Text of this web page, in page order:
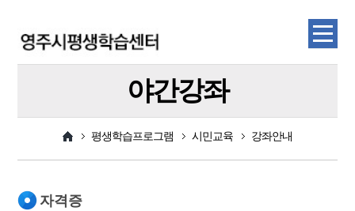
야간강좌
평생학습프로그램 시민교육 강좌안내
자격증